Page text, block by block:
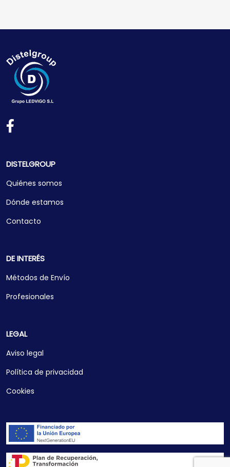
DISTELGROUP
Quiénes somos
Dónde estamos
Contacto
DE INTERÉS
Métodos de Envío
Profesionales
LEGAL
Aviso legal
Política de privacidad
Cookies